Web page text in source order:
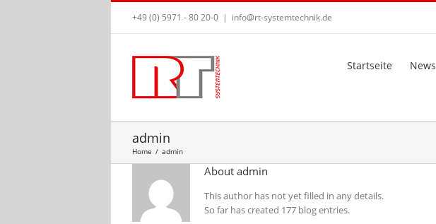
+49 (0) 5971 - 80 20-0 | info@rt-systemtechnik.de
Startseite News
admin
Home / admin
About admin
This author has not yet filled in any details.
So far has created 177 blog entries.